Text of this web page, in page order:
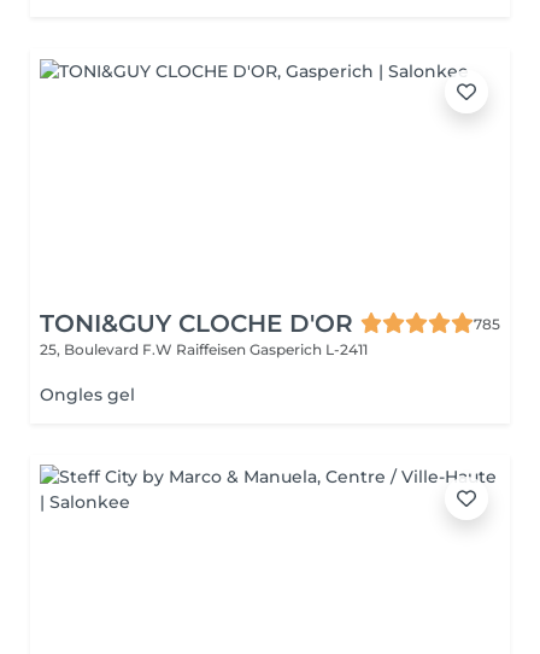
TONI&GUY CLOCHE D'OR
785
25, Boulevard F.W Raiffeisen Gasperich L-2411
Ongles gel